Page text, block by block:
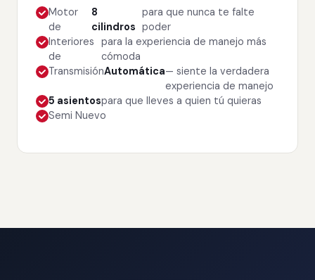
Motor
de
8
cilindros
para que nunca te falte
poder
Interiores
de
para la experiencia de manejo más
cómoda
TransmisiónAutomática— siente la verdadera
experiencia de manejo
5 asientospara que lleves a quien tú quieras
Semi Nuevo